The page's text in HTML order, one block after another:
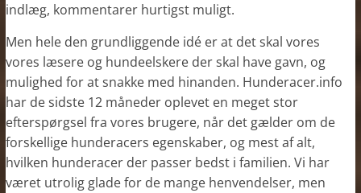
indlæg, kommentarer hurtigst muligt.
Men hele den grundliggende idé er at det skal vores
vores læsere og hundeelskere der skal have gavn, og
mulighed for at snakke med hinanden. Hunderacer.info
har de sidste 12 måneder oplevet en meget stor
efterspørgsel fra vores brugere, når det gælder om de
forskellige hunderacers egenskaber, og mest af alt,
hvilken hunderacer der passer bedst i familien. Vi har
været utrolig glade for de mange henvendelser, men